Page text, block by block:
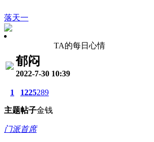
落天一
TA的每日心情
郁闷
2022-7-30 10:39
1
主题
1225
帖子
289
金钱
门派首席